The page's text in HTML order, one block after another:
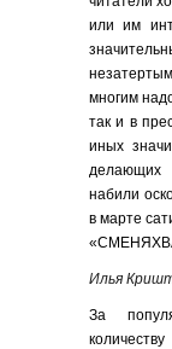
или им
многим
так и в
иных
делающих
набили
в марте
Илья
За